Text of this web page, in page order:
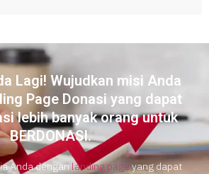
Lagi! Wujudkan misi Anda
Page Donasi yang dapat
lebih banyak orang untuk
BERDONASI.
Anda denganlanding pageyang dapat